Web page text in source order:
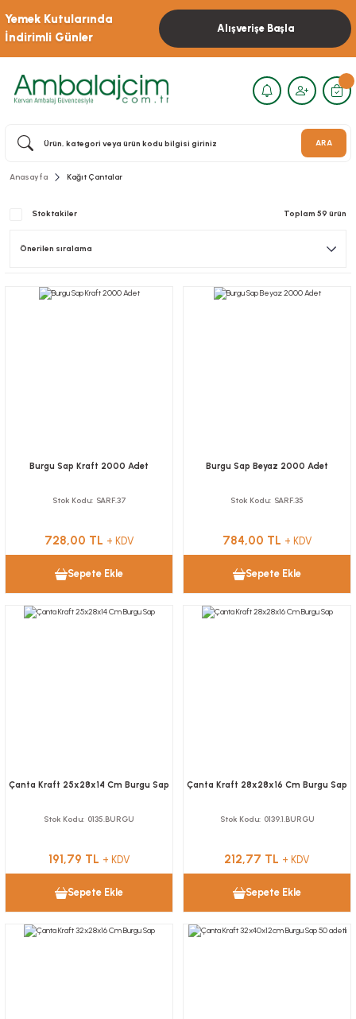
Yemek Kutularında
İndirimli Günler
Alışverişe Başla
ARA
Anasayfa Kağıt Çantalar
Stoktakiler Toplam 59 ürün
Burgu Sap Kraft 2000 Adet
Stok Kodu SARF.37
728,00 TL + KDV
Sepete Ekle
Burgu Sap Beyaz 2000 Adet
Stok Kodu SARF.35
784,00 TL + KDV
Sepete Ekle
Çanta Kraft 25x28x14 Cm Burgu Sap
Stok Kodu 0135.BURGU
191,79 TL + KDV
Sepete Ekle
Çanta Kraft 28x28x16 Cm Burgu Sap
Stok Kodu 0139.1.BURGU
212,77 TL + KDV
Sepete Ekle